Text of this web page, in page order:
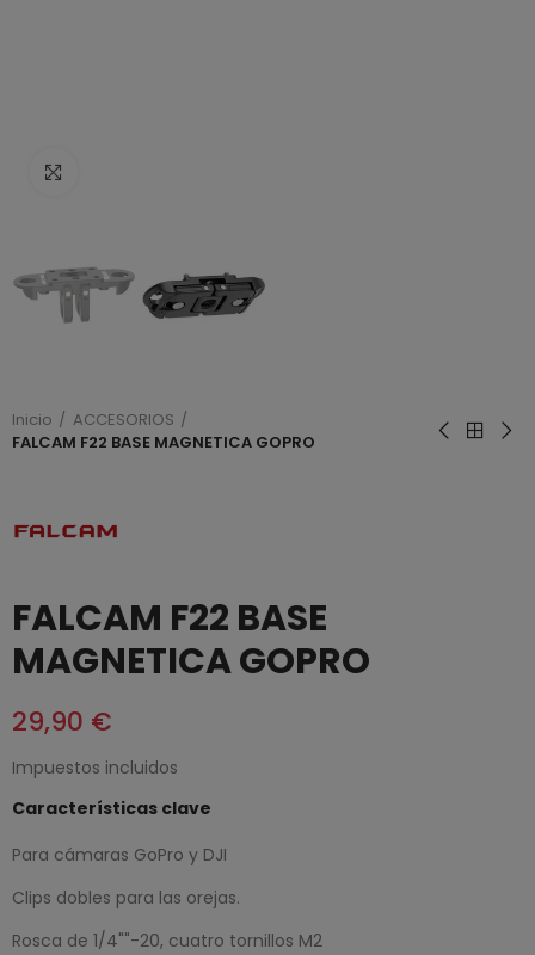
Inicio
ACCESORIOS
FALCAM F22 BASE MAGNETICA GOPRO
FALCAM F22 BASE
MAGNETICA GOPRO
29,90 €
Impuestos incluidos
Características clave
Para cámaras GoPro y DJI
Clips dobles para las orejas.
Rosca de 1/4""-20, cuatro tornillos M2